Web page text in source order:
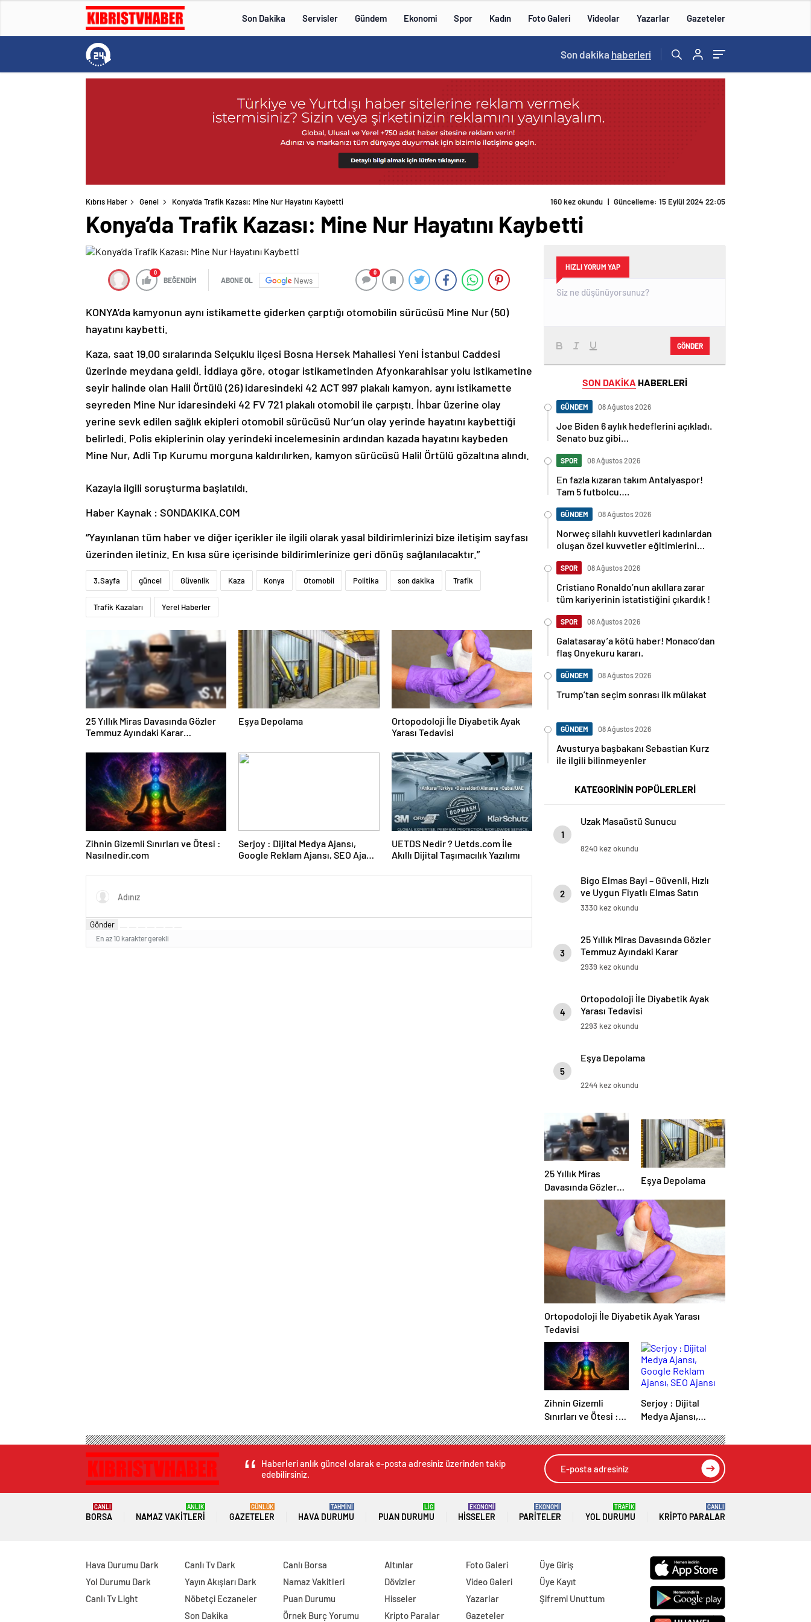
Son Dakika Servisler Gündem Ekonomi Spor Kadın Foto Galeri Videolar Yazarlar Gazeteler
Son dakika haberleri
Kıbrıs Haber Genel Konya’da Trafik Kazası: Mine Nur Hayatını Kaybetti 160 kez okundu | Güncelleme: 15 Eylül 2024 22:05
Konya’da Trafik Kazası: Mine Nur Hayatını Kaybetti
0
BEĞENDİM ABONE OL News
0
KONYA’da kamyonun aynı istikamette giderken çarptığı otomobilin sürücüsü Mine Nur (50)
hayatını kaybetti.
Kaza, saat 19.00 sıralarında Selçuklu ilçesi Bosna Hersek Mahallesi Yeni İstanbul Caddesi
üzerinde meydana geldi. İddiaya göre, otogar istikametinden Afyonkarahisar yolu istikametine
seyir halinde olan Halil Örtülü (26) idaresindeki 42 ACT 997 plakalı kamyon, aynı istikamette
seyreden Mine Nur idaresindeki 42 FV 721 plakalı otomobil ile çarpıştı. İhbar üzerine olay
yerine sevk edilen sağlık ekipleri otomobil sürücüsü Nur’un olay yerinde hayatını kaybettiği
belirledi. Polis ekiplerinin olay yerindeki incelemesinin ardından kazada hayatını kaybeden
Mine Nur, Adli Tıp Kurumu morguna kaldırılırken, kamyon sürücüsü Halil Örtülü gözaltına alındı.
Kazayla ilgili soruşturma başlatıldı.
Haber Kaynak : SONDAKIKA.COM
“Yayınlanan tüm haber ve diğer içerikler ile ilgili olarak yasal bildirimlerinizi bize iletişim sayfası
üzerinden iletiniz. En kısa süre içerisinde bildirimlerinize geri dönüş sağlanılacaktır.”
3.Sayfa güncel Güvenlik Kaza Konya Otomobil Politika son dakika Trafik
Trafik Kazaları Yerel Haberler
25 Yıllık Miras Davasında Gözler
Temmuz Ayındaki Karar
Eşya Depolama
Ortopodoloji İle Diyabetik Ayak
Yarası Tedavisi
Zihnin Gizemli Sınırları ve Ötesi :
Nasılnedir.com
Serjoy : Dijital Medya Ajansı,
Google Reklam Ajansı, SEO Ajansı
UETDS Nedir ? Uetds.com İle
Akıllı Dijital Taşımacılık Yazılımı
Gönder
En az 10 karakter gerekli
HIZLI YORUM YAP
GÖNDER
SON DAKİKA HABERLERİ
GÜNDEM 08 Ağustos 2026
Joe Biden 6 aylık hedeflerini açıkladı.
Senato buz gibi…
SPOR 08 Ağustos 2026
En fazla kızaran takım Antalyaspor!
Tam 5 futbolcu….
GÜNDEM 08 Ağustos 2026
Norweç silahlı kuvvetleri kadınlardan
oluşan özel kuvvetler eğitimlerini
SPOR 08 Ağustos 2026
Cristiano Ronaldo’nun akıllara zarar
tüm kariyerinin istatistiğini çıkardık !
SPOR 08 Ağustos 2026
Galatasaray’a kötü haber! Monaco’dan
flaş Onyekuru kararı.
GÜNDEM 08 Ağustos 2026
Trump’tan seçim sonrası ilk mülakat
GÜNDEM 08 Ağustos 2026
Avusturya başbakanı Sebastian Kurz
ile ilgili bilinmeyenler
KATEGORİNİN POPÜLERLERİ
1
Uzak Masaüstü Sunucu
8240 kez okundu
2
Bigo Elmas Bayi – Güvenli, Hızlı
ve Uygun Fiyatlı Elmas Satın
Almanın Yeni Adresi
3330 kez okundu
3
25 Yıllık Miras Davasında Gözler
Temmuz Ayındaki Karar
Duruşmasına Çevrildi
2939 kez okundu
4
Ortopodoloji İle Diyabetik Ayak
Yarası Tedavisi
2293 kez okundu
5
Eşya Depolama
2244 kez okundu
25 Yıllık Miras
Davasında Gözler
Temmuz Ayındaki
Karar Duruşmasına
Eşya Depolama
Ortopodoloji İle Diyabetik Ayak Yarası
Tedavisi
Zihnin Gizemli
Sınırları ve Ötesi :
Serjoy : Dijital
Medya Ajansı,
Ajansı, SEO Ajansı
ve Web Tasarım
Haberleri anlık güncel olarak e-posta adresiniz üzerinden takip
edebilirsiniz.
BORSA
CANLI
NAMAZ VAKITLERI
ANLIK
GAZETELER
GÜNLÜK
HAVA DURUMU
TAHMİNİ
PUAN DURUMU
LİG
HISSELER
EKONOMİ
PARITELER
EKONOMİ
YOL DURUMU
TRAFİK
KRIPTO PARALAR
CANLI
Hava Durumu Dark
Yol Durumu Dark
Canlı Tv Light
Canlı Tv Dark
Yayın Akışları Dark
Nöbetçi Eczaneler
Son Dakika
Canlı Borsa
Namaz Vakitleri
Puan Durumu
Örnek Burç Yorumu
Altınlar
Dövizler
Hisseler
Kripto Paralar
Foto Galeri
Video Galeri
Yazarlar
Gazeteler
Üye Giriş
Üye Kayıt
Şifremi Unuttum